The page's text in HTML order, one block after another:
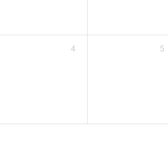
4 5